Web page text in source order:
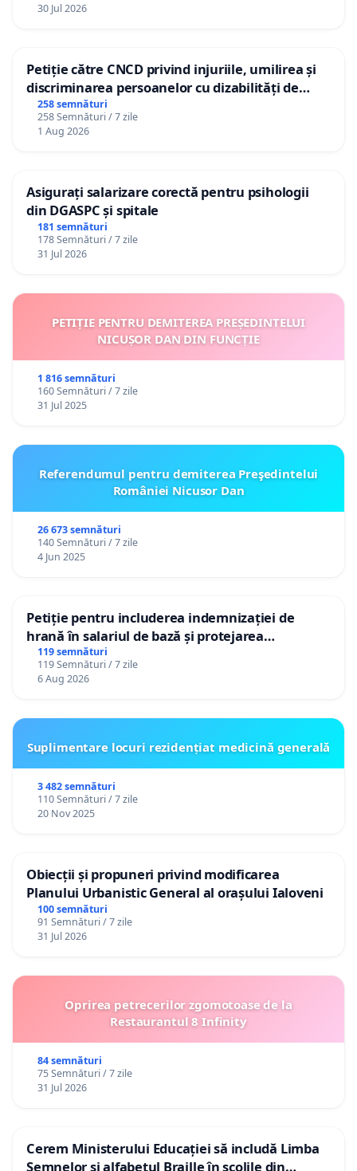
30 Jul 2026
Petiție către CNCD privind injuriile, umilirea și
discriminarea persoanelor cu dizabilități de
către utilizatorul TikTok „Gorici”
258 semnături
258 Semnături / 7 zile
1 Aug 2026
Asigurați salarizare corectă pentru psihologii
din DGASPC și spitale
181 semnături
178 Semnături / 7 zile
31 Jul 2026
PETIȚIE PENTRU DEMITEREA PREȘEDINTELUI
NICUȘOR DAN DIN FUNCȚIE
1 816 semnături
160 Semnături / 7 zile
31 Jul 2025
Referendumul pentru demiterea Preşedintelui
României Nicusor Dan
26 673 semnături
140 Semnături / 7 zile
4 Jun 2025
Petiție pentru includerea indemnizației de
hrană în salariul de bază și protejarea
gradațiilor de vechime pentru asistenții
personali
119 semnături
119 Semnături / 7 zile
6 Aug 2026
Suplimentare locuri rezidențiat medicină generală
3 482 semnături
110 Semnături / 7 zile
20 Nov 2025
Obiecții și propuneri privind modificarea
Planului Urbanistic General al orașului Ialoveni
100 semnături
91 Semnături / 7 zile
31 Jul 2026
Oprirea petrecerilor zgomotoase de la
Restaurantul 8 Infinity
84 semnături
75 Semnături / 7 zile
31 Jul 2026
Cerem Ministerului Educației să includă Limba
Semnelor și alfabetul Braille în școlile din